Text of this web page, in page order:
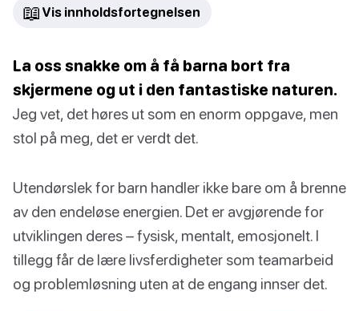
📖 Vis innholdsfortegnelsen
La oss snakke om å få barna bort fra
skjermene og ut i den fantastiske naturen.
Jeg vet, det høres ut som en enorm oppgave, men
stol på meg, det er verdt det.
Utendørslek for barn handler ikke bare om å brenne
av den endeløse energien. Det er avgjørende for
utviklingen deres – fysisk, mentalt, emosjonelt. I
tillegg får de lære livsferdigheter som teamarbeid
og problemløsning uten at de engang innser det.